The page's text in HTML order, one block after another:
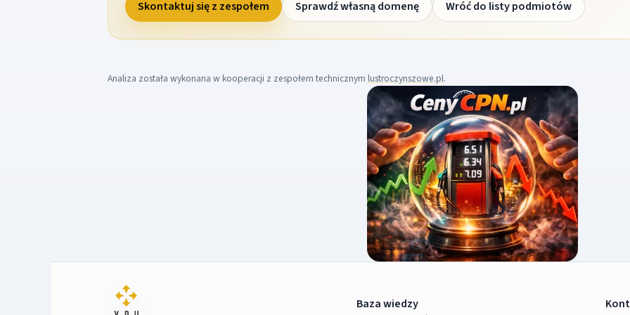
Skontaktuj się z zespołem Sprawdź własną domenę Wróć do listy podmiotów
Analiza została wykonana w kooperacji z zespołem technicznym lustroczynszowe.pl.
Baza wiedzy